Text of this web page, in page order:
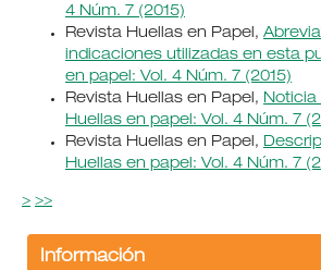
4 Núm. 7 (2015)
Revista Huellas en Papel,
indicaciones utilizadas en esta
en papel: Vol. 4 Núm. 7 (2015)
Revista Huellas en Papel,
Huellas en papel: Vol. 4 Núm. 7
Revista Huellas en Papel,
Huellas en papel: Vol. 4 Núm. 7
> >>
Información